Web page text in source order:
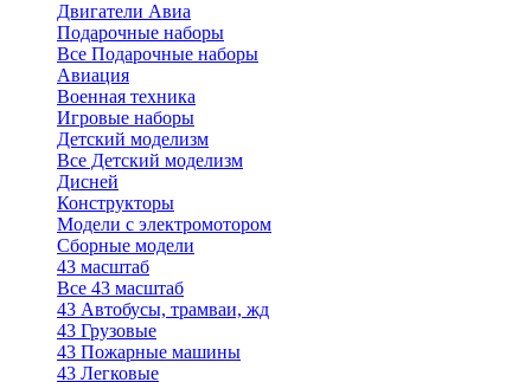
Двигатели Авиа
Подарочные наборы
Все Подарочные наборы
Авиация
Военная техника
Игровые наборы
Детский моделизм
Все Детский моделизм
Дисней
Конструкторы
Модели с электромотором
Сборные модели
43 масштаб
Все 43 масштаб
43 Автобусы, трамваи, жд
43 Грузовые
43 Пожарные машины
43 Легковые